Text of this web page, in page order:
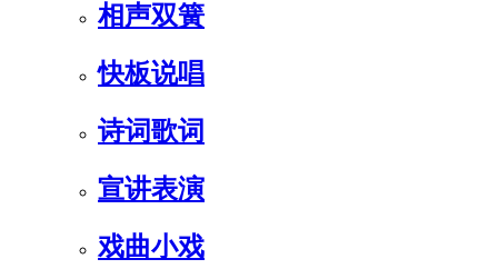
相声双簧
快板说唱
诗词歌词
宣讲表演
戏曲小戏